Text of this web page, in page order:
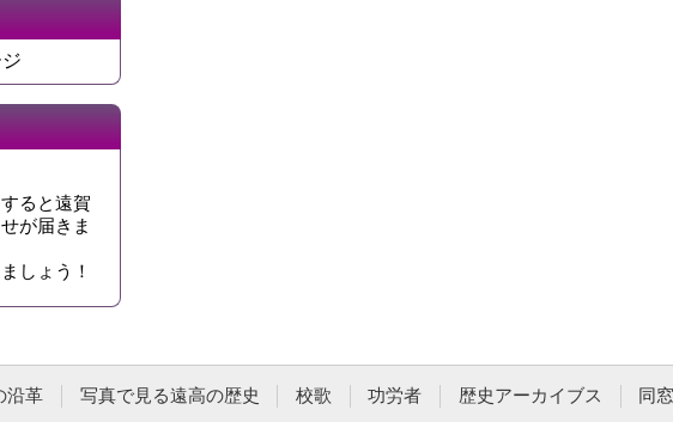
ると遠賀
が届きま
しょう！
沿革 写真で見る遠高の歴史 校歌 功労者 歴史アーカイブス 同